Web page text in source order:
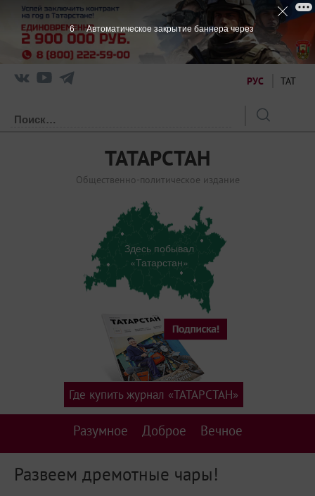
РУС ТАТ
ТАТАРСТАН
Общественно-политическое издание
Здесь побывал
«Татарстан»
Разумное Доброе Вечное
Где купить журнал «ТАТАРСТАН»
Развеем дремотные чары!
5 Автоматическое закрытие баннера через